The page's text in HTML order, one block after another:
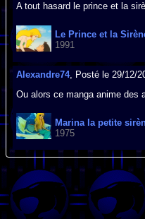
A tout hasard le prince et la
Le Prince et la
1991
Alexandre74, Posté le 29/12/
Ou alors ce manga anime des
Marina la petite
1975